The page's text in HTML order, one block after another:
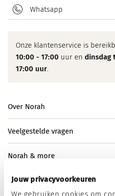
Jouw privacyvoorkeuren
We gebruiken cookies om
Whatsapp
Onze klantenservice is
10:00 - 17:00 uur en dinsdag
17:00 uur.
Over Norah
Veelgestelde vragen
Norah & more